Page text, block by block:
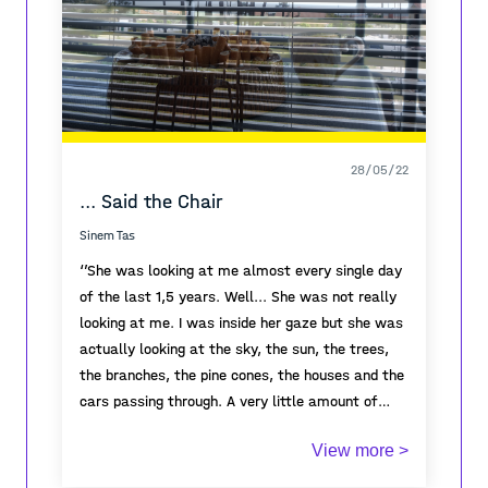
28/05/22
... Said the Chair
Sinem Tas
‘’She was looking at me almost every single day
of the last 1,5 years. Well... She was not really
looking at me. I was inside her gaze but she was
actually looking at the sky, the sun, the trees,
the branches, the pine cones, the houses and the
cars passing through. A very little amount of
the trees outside. She doubted what she
coffee, sitting on that couch, eating breakfast,
View more >